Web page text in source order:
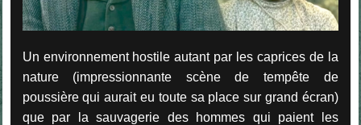
Un environnement hostile autant par les caprices de la
nature (impressionnante scène de tempête de
poussière qui aurait eu toute sa place sur grand écran)
que par la sauvagerie des hommes qui paient les